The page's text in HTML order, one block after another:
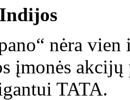
nėra
įmonės
TATA.